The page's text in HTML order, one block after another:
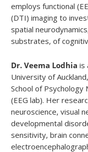
employs functional
(DTI) imaging to
spatial
substrates, of
Dr. Veema Lodhia is
University of
School of Psychology
(EEG lab). Her
neuroscience, visual
developmental
sensitivity, brain